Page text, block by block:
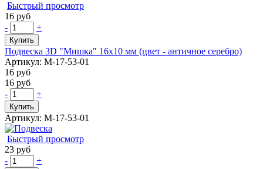
Быстрый просмотр
16 руб
-
+
Купить
Подвеска 3D "Мишка" 16х10 мм (цвет - античное серебро)
Артикул: М-17-53-01
16 руб
16 руб
-
+
Купить
Артикул: М-17-53-01
Быстрый просмотр
23 руб
-
+